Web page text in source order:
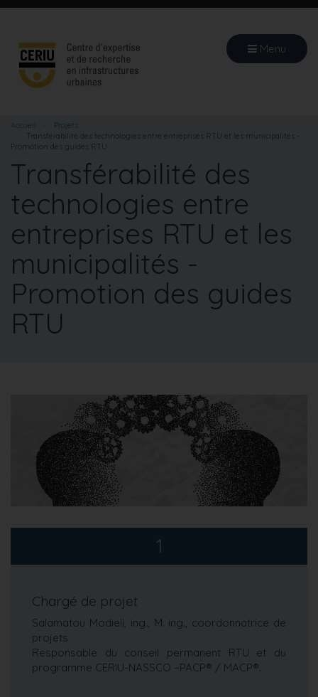
Aller
principal
Menu
Accueil
Projets
Transférabilité des technologies entre entreprises RTU et les municipalités -
Promotion des guides RTU
Transférabilité des
technologies entre
entreprises RTU et les
municipalités -
Promotion des guides
RTU
1
Chargé de projet
Salamatou Modieli, ing., M. ing., coordonnatrice de
projets
Responsable du conseil permanent RTU et du
programme CERIU-NASSCO –PACP® / MACP®.